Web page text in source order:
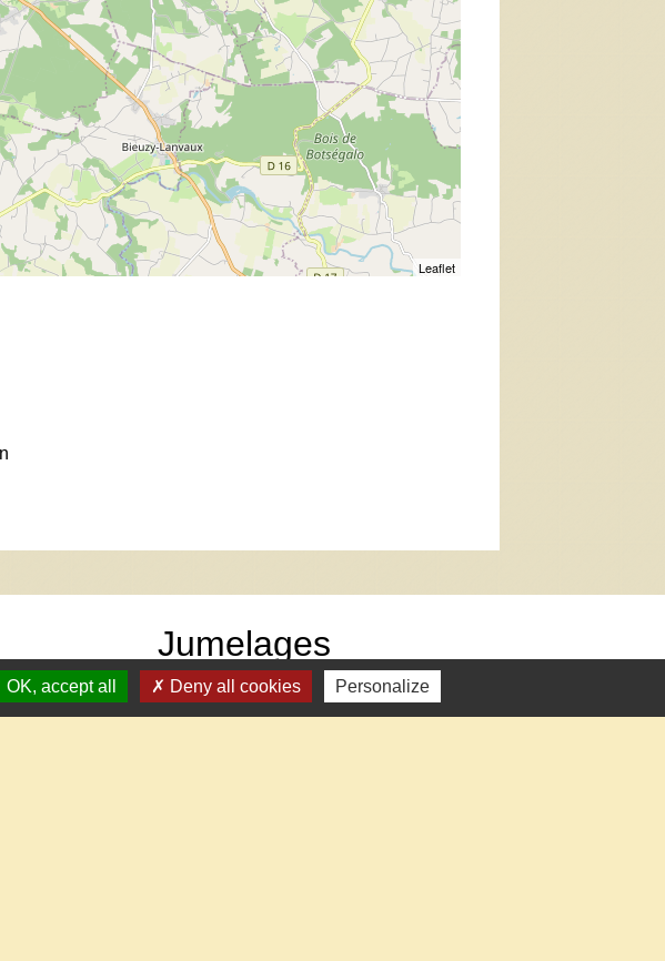
Leaflet
Jumelages
Camors-Crucișor (Roumanie)
OK, accept all Deny all cookies Personalize